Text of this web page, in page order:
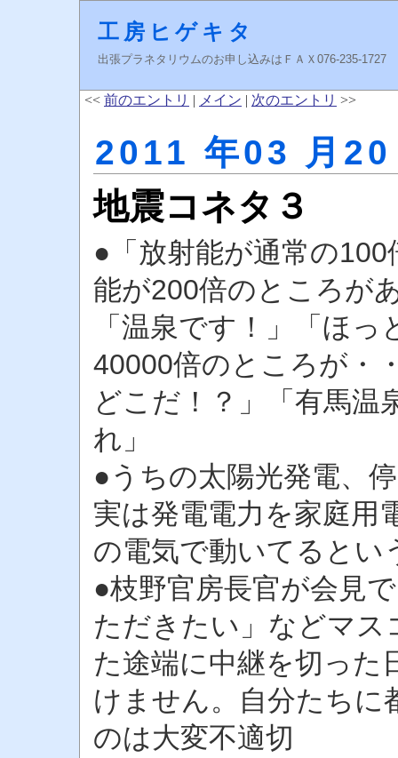
工房ヒゲキタ
出張プラネタリウムのお申し込みはＦＡＸ076-235-
<< 前のエントリ | メイン | 次のエントリ >>
2011 年03 月
地震コネタ３
●「放射能が通常の
能が200倍のところが
「温泉です！」「ほ
40000倍のところが・
どこだ！？」「有馬温
れ」
●うちの太陽光発電、
実は発電電力を家庭用
の電気で動いてるとい
●枝野官房長官が会見
ただきたい」などマス
た途端に中継を切った
けません。自分たちに
のは大変不適切